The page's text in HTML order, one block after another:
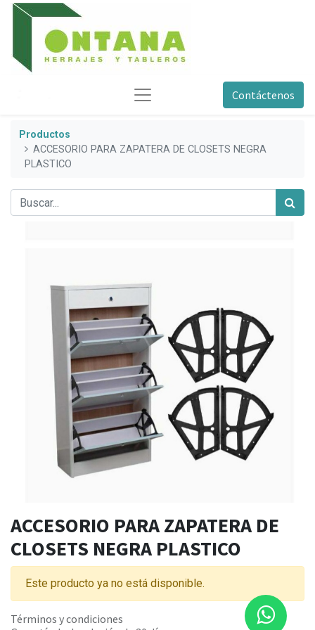
Contáctenos
Productos
ACCESORIO PARA ZAPATERA DE CLOSETS NEGRA
PLASTICO
ACCESORIO PARA ZAPATERA DE
CLOSETS NEGRA PLASTICO
Este producto ya no está disponible.
Términos y condiciones